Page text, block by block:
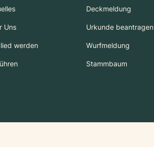
Uns
werden
Deckmeldung
Urkunde beantragen
Wurfmeldung
Stammbaum